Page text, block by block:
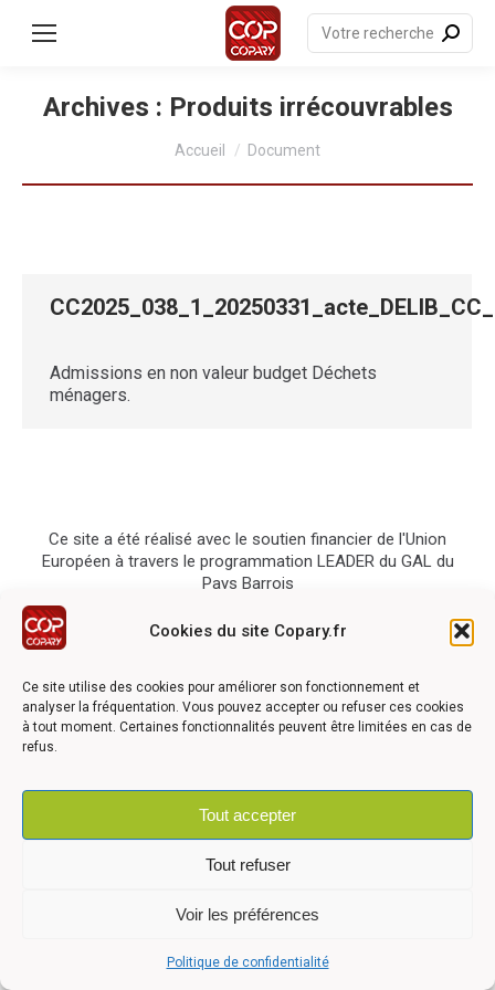
Cookies du site Copary.fr
Ce site utilise des cookies pour améliorer son fonctionnement et
analyser la fréquentation. Vous pouvez accepter ou refuser ces cookies
à tout moment. Certaines fonctionnalités peuvent être limitées en cas de
refus.
Tout accepter
Tout refuser
Voir les préférences
Politique de confidentialité
principal
Recherche
:
Archives : Produits irrécouvrables
Accueil Document
Admissions en non valeur budget Déchets
ménagers.
Ce site a été réalisé avec le soutien financier de l'Union
Européen à travers le programmation LEADER du GAL du
Pays Barrois
©2026 COPARY - Tous droits réservés - Création agence
Mentions légales-Politique de confidentialité-Déclaration
d'accessibilité